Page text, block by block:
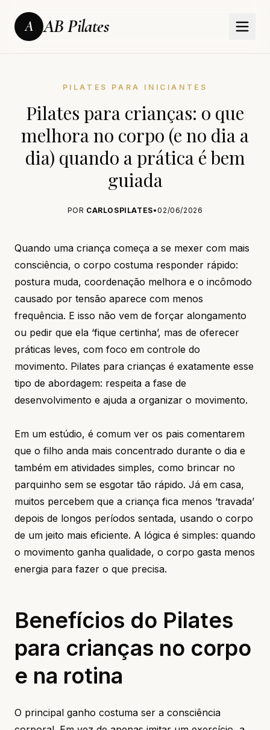
A AB Pilates
PILATES PARA INICIANTES
Pilates para crianças: o que
melhora no corpo (e no dia a
dia) quando a prática é bem
guiada
POR CARLOSPILATES•02/06/2026
Quando uma criança começa a se mexer com mais
consciência, o corpo costuma responder rápido:
postura muda, coordenação melhora e o incômodo
causado por tensão aparece com menos
frequência. E isso não vem de forçar alongamento
ou pedir que ela ‘fique certinha’, mas de oferecer
práticas leves, com foco em controle do
movimento. Pilates para crianças é exatamente esse
tipo de abordagem: respeita a fase de
desenvolvimento e ajuda a organizar o movimento.
Em um estúdio, é comum ver os pais comentarem
que o filho anda mais concentrado durante o dia e
também em atividades simples, como brincar no
parquinho sem se esgotar tão rápido. Já em casa,
muitos percebem que a criança fica menos ‘travada’
depois de longos períodos sentada, usando o corpo
de um jeito mais eficiente. A lógica é simples: quando
o movimento ganha qualidade, o corpo gasta menos
energia para fazer o que precisa.
Benefícios do Pilates
para crianças no corpo
e na rotina
O principal ganho costuma ser a consciência